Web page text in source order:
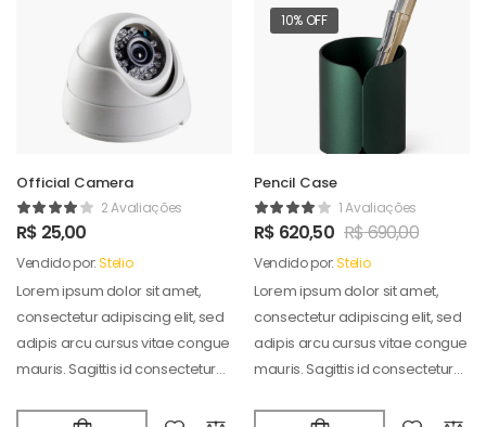
Official Camera
2 Avaliações
R$ 25,00
Vendido por:Stelio
Lorem ipsum dolor sit amet,
consectetur adipiscing elit, sed
adipis arcu cursus vitae congue
mauris. Sagittis id consectetur
10% OFF
Pencil Case
1 Avaliações
R$ 620,50 R$690,00
Vendido por:Stelio
Lorem ipsum dolor sit amet,
consectetur adipiscing elit, sed
adipis arcu cursus vitae congue
mauris. Sagittis id consectetur